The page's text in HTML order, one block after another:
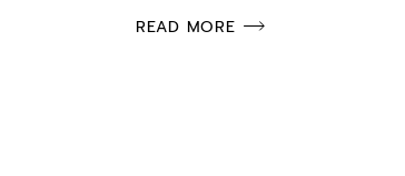
READ MORE